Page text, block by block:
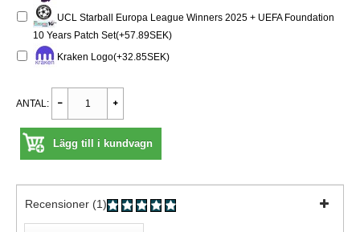
UCL Starball Europa League Winners 2025 + UEFA Foundation
10 Years Patch Set(+57.89SEK)
Kraken Logo(+32.85SEK)
ANTAL:
Lägg till i kundvagn
Recensioner (1)